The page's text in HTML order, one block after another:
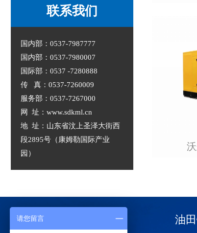
联系我们
国内部：0537-7987777
国内部：0537-7980007
国际部：0537 -7280888
传 真：0537-7260009
服务部：0537-7267000
网 址：www.sdkml.cn
地 址：山东省汶上圣泽大街西
段2895号（康姆勒国际产业
园）
油
请您留言